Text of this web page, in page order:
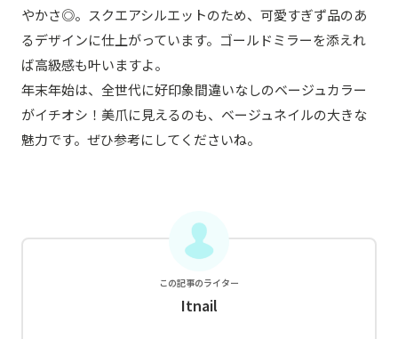
やかさ◎。スクエアシルエットのため、可愛すぎず品のあ
るデザインに仕上がっています。ゴールドミラーを添えれ
ば高級感も叶いますよ。
年末年始は、全世代に好印象間違いなしのベージュカラー
がイチオシ！美爪に見えるのも、ベージュネイルの大きな
魅力です。ぜひ参考にしてくださいね。
この記事のライター
Itnail